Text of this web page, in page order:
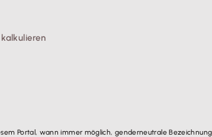
Portal, wann immer möglich, genderneutrale